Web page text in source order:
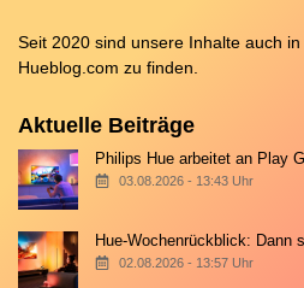
Seit 2020 sind unsere Inhalte auch
Hueblog.com zu finden.
Aktuelle Beiträge
Philips Hue arbeitet an Play
03.08.2026 - 13:43 Uhr
Hue-Wochenrückblick: Dann
02.08.2026 - 13:57 Uhr